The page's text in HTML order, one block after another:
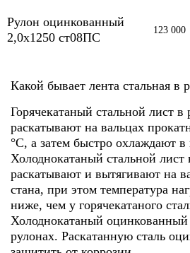
Рулон оцинкованный
2,0х1250 ст08ПС
123 000
Какой бывает лента стальная в
Горячекатаный стальной лист в
раскатывают на вальцах
°C, а затем быстро охлаждают в
Холоднокатаный стальной лист
раскатывают и вытягивают на
стана, при этом температура
ниже, чем у горячекатаного
Холоднокатаный оцинкованный
рулонах. Раскатанную сталь